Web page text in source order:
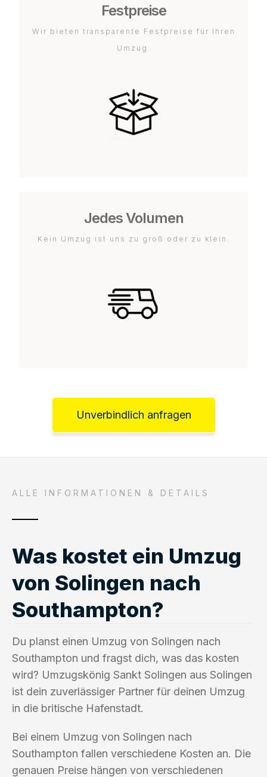
Festpreise
Wir bieten transparente Festpreise für Ihren
Umzug.
Jedes Volumen
Kein Umzug ist uns zu groß oder zu klein.
Unverbindlich anfragen
ALLE INFORMATIONEN & DETAILS
Was kostet ein Umzug
von Solingen nach
Southampton?
Du planst einen Umzug von Solingen nach
Southampton und fragst dich, was das kosten
wird? Umzugskönig Sankt Solingen aus Solingen
ist dein zuverlässiger Partner für deinen Umzug
in die britische Hafenstadt.
Bei einem Umzug von Solingen nach
Southampton fallen verschiedene Kosten an. Die
genauen Preise hängen von verschiedenen